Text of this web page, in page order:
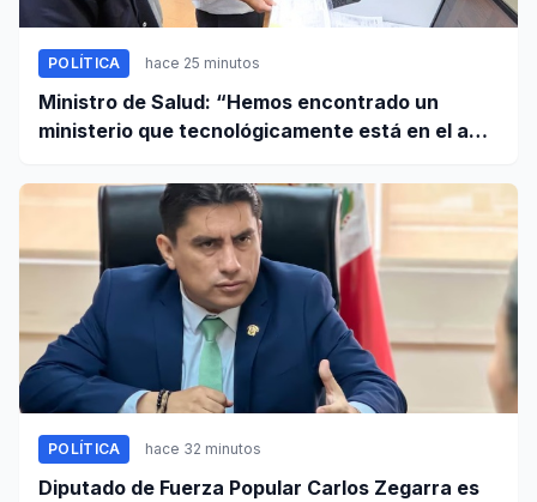
POLÍTICA hace 25 minutos
Ministro de Salud: “Hemos encontrado un
ministerio que tecnológicamente está en el año
POLÍTICA hace 32 minutos
Diputado de Fuerza Popular Carlos Zegarra es